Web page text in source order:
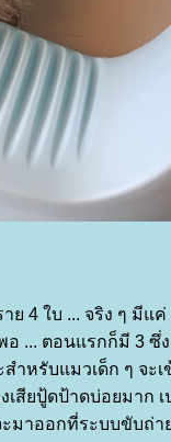
ย 4 ใบ ... จริง ๆ มีแ
... ตอนแรกก็มี 3 ซึ่
หรับแมวเด็ก ๆ จะ
เสียปู้ดป้าดบ่อยมาก
ะมาออกที่ระบบขับถ่า